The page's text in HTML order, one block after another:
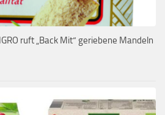
ruft „Back Mit“ geriebene Mandeln